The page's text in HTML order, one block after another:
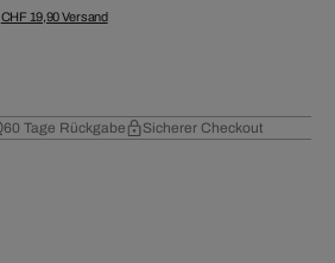
CHF 19,90Versand
60 Tage Rückgabe Sicherer Checkout